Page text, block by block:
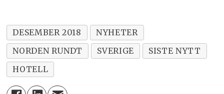
DESEMBER 2018
NYHETER
NORDEN RUNDT
SVERIGE
SISTE NYTT
HOTELL